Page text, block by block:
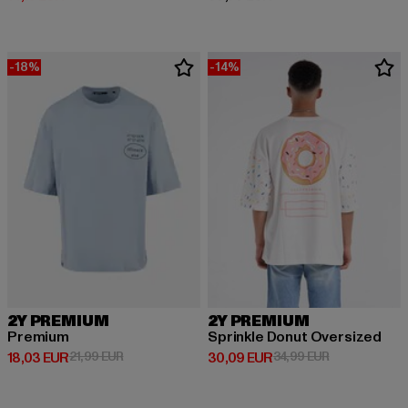
-18%
2Y PREMIUM
Premium
18,03 EUR
Derzeitiger Preis: 18,03 EUR
21,99 EURAktionspreis: 21,99 EUR
-14%
2Y PREMIUM
Sprinkle Donut Oversized
30,09 EUR
Derzeitiger Preis: 30,09 EUR
34,99 EURAktionspreis: